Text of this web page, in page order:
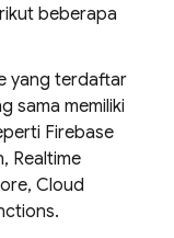
beberapa
yang terdaftar
sama memiliki
Firebase
, Realtime
, Cloud
.